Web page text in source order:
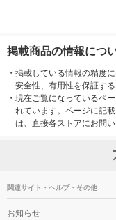
掲載商品の情報につ
・ 掲載している情報の精度
安全性、有用性を保証する
・ 現在ご覧になっているペ
れています。ページに記
は、直接各ストアにお問い
関連サイト・ヘルプ・その他
お知らせ